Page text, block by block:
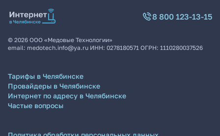
8 800 123-13-15
© 2026 ООО «Медовые Технологии»
email: medotech.info@ya.ru ИНН: 0278180571 ОГРН: 1110280037526
Тарифы в Челябинске
Провайдеры в Челябинске
Интернет по адресу в Челябинске
Частые вопросы